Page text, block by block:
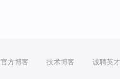
官方博客 技术博客 诚聘英才